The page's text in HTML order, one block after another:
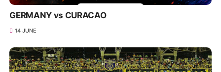
GERMANY vs CURACAO
14 JUNE